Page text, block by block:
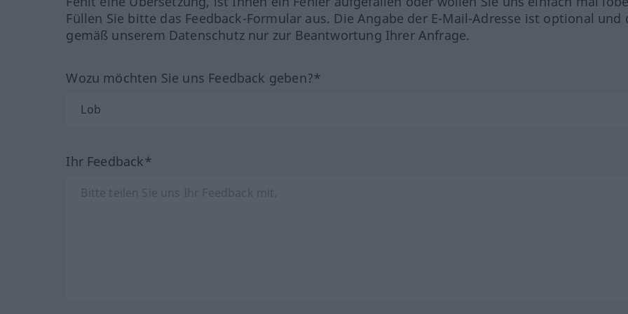
Füllen Sie bitte das Feedback-Formular aus. Die Angabe der E-Mail-Adresse ist optional und
gemäß unserem Datenschutz nur zur Beantwortung Ihrer Anfrage.
Wozu möchten Sie uns Feedback geben?*
Ihr Feedback*